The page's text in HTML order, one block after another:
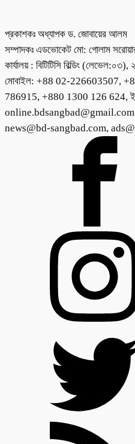
প্রকাশকঃ অধ্যাপক ড. জোবায়ের আলম
সম্পাদকঃ এডভোকেট মো: গোলাম
কার্যালয় : বিটিটিসি বিল্ডিং
মোবাইল: +88 02-226603507,
786915, +880 1300 126 624,
news@bd-sangbad.com,